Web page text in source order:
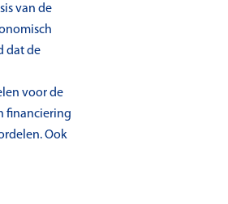
van de
dat de
voor de
financiering
Ook